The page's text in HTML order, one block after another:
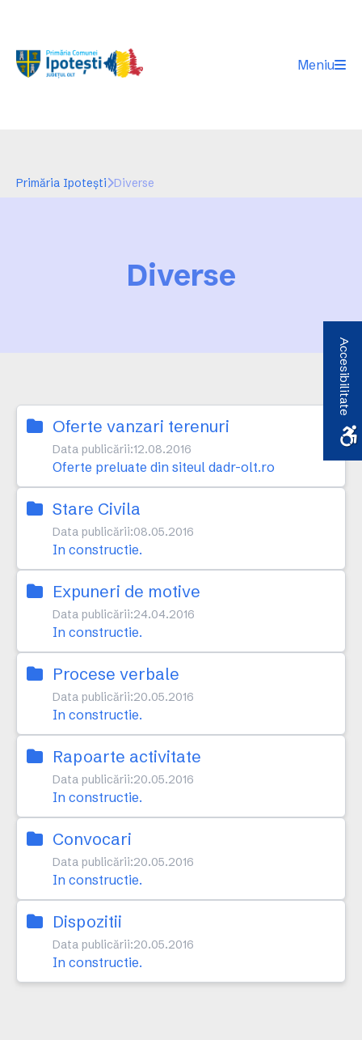
Meniu
Primăria Ipotești Diverse
Diverse
Oferte vanzari terenuri
Data publicării:12.08.2016
Oferte preluate din siteul dadr-olt.ro
Stare Civila
Data publicării:08.05.2016
In constructie.
Expuneri de motive
Data publicării:24.04.2016
In constructie.
Procese verbale
Data publicării:20.05.2016
In constructie.
Rapoarte activitate
Data publicării:20.05.2016
In constructie.
Convocari
Data publicării:20.05.2016
In constructie.
Dispozitii
Data publicării:20.05.2016
In constructie.
Accesibilitate